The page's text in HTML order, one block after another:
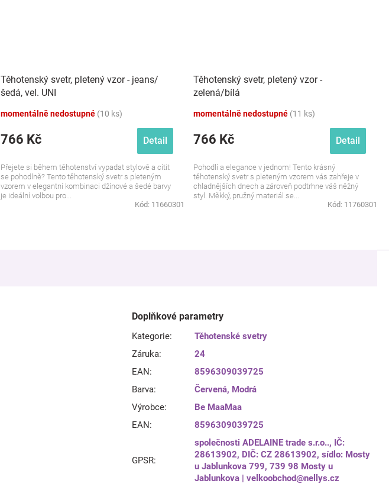
Těhotenský svetr, pletený vzor - jeans/
šedá, vel. UNI
momentálně nedostupné (10 ks)
766 Kč Detail
Přejete si během těhotenství vypadat stylově a cítit
se pohodlně? Tento těhotenský svetr s pleteným
vzorem v elegantní kombinaci džínové a šedé barvy
je ideální volbou pro...
Kód: 11660301
Těhotenský svetr, pletený vzor -
zelená/bílá
momentálně nedostupné (11 ks)
766 Kč Detail
Pohodlí a elegance v jednom! Tento krásný
těhotenský svetr s pleteným vzorem vás zahřeje v
chladnějších dnech a zároveň podtrhne váš něžný
styl. Měkký, pružný materiál se...
Kód: 11760301
Doplňkové parametry
Kategorie:
Těhotenské svetry
Záruka:
24
EAN:
8596309039725
Barva: Červená, Modrá
Výrobce:
Be MaaMaa
EAN: 8596309039725
GPSR:
společnosti ADELAINE trade s.r.o.., IČ:
28613902, DIČ: CZ 28613902, sídlo: Mosty
u Jablunkova 799, 739 98 Mosty u
Jablunkova | velkoobchod@nellys.cz